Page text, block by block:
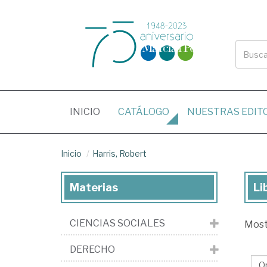
INICIO (CURRENT)
CATÁLOGO NUESTRAS
Inicio Harris, Robert
Materias
CIENCIAS SOCIALES
DERECHO